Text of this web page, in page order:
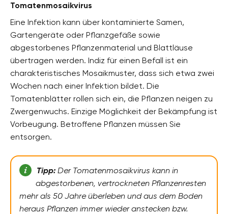
Tomatenmosaikvirus
Eine Infektion kann über kontaminierte Samen,
Gartengeräte oder Pflanzgefäße sowie
abgestorbenes Pflanzenmaterial und Blattläuse
übertragen werden. Indiz für einen Befall ist ein
charakteristisches Mosaikmuster, dass sich etwa zwei
Wochen nach einer Infektion bildet. Die
Tomatenblätter rollen sich ein, die Pflanzen neigen zu
Zwergenwuchs. Einzige Möglichkeit der Bekämpfung ist
Vorbeugung. Betroffene Pflanzen müssen Sie
entsorgen.
Tipp:Der Tomatenmosaikvirus kann in
abgestorbenen, vertrockneten Pflanzenresten
mehr als 50 Jahre überleben und aus dem Boden
heraus Pflanzen immer wieder anstecken bzw.